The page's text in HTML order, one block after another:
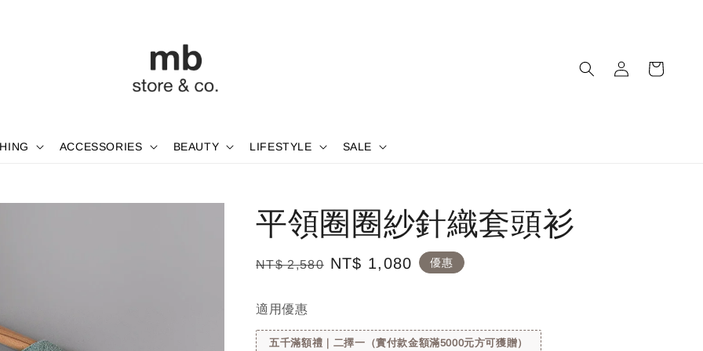
ACCESSORIES BEAUTY LIFESTYLE SALE
平領圈圈紗針織套頭衫
Regular
NT$ 2,580 Sale
NT$ 1,080 優惠
適用優惠
五千滿額禮｜二擇一（實付款金額滿5000元方可獲贈）